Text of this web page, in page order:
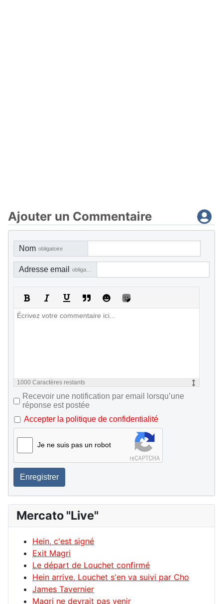
Ajouter un Commentaire
Nom obligatoire
Adresse email
1000 Caractères restants
Recevoir une notification par email lorsqu’une
réponse est postée
Accepter la politique de confidentialité
Je ne suis pas un robot
Enregistrer
Mercato "Live"
Hein, c'est signé
Exit Magri
Le départ de Louchet confirmé
Hein arrive, Louchet s'en va suivi par Cho
James Tavernier
Magri ne devrait pas venir